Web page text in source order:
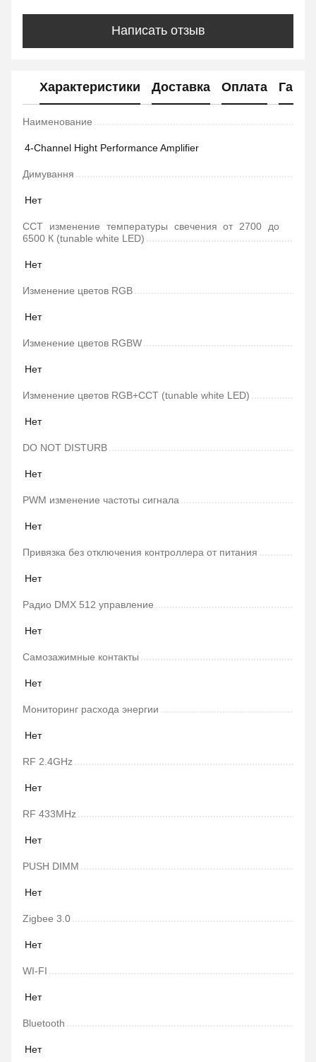
Написать отзыв
Характеристики Доставка Оплата
Наименование
4-Channel Hight Performance Amplifier
Димування
Нет
ССТ изменение температуры свечения от 2700 до
6500 К (tunable white LED)
Нет
Изменение цветов RGB
Нет
Изменение цветов RGBW
Нет
Изменение цветов RGB+CCT (tunable white LED)
Нет
DO NOT DISTURB
Нет
PWM изменение частоты сигнала
Нет
Привязка без отключения контроллера от питания
Нет
Радио DMX 512 управление
Нет
Самозажимные контакты
Нет
Мониторинг расхода энергии
Нет
RF 2.4GHz
Нет
RF 433MHz
Нет
PUSH DIMM
Нет
Zigbee 3.0
Нет
WI-FI
Нет
Bluetooth
Нет